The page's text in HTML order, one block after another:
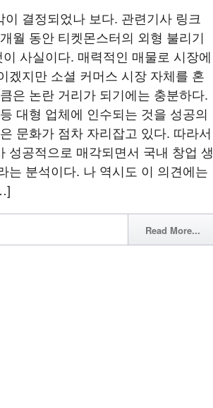
결정되었나 보다. 관련기사 링크
월 동안 티켓몬스터의 외형 불리기
사실이다. 매력적인 매물로 시장에
겠지만 소셜 커머스 시장 자체를 혼
은 논란 거리가 되기에는 충분하다.
대형 업체에 인수되는 것을 성공의
문화가 점차 자리잡고 있다. 따라서
성공적으로 매각되면서 국내 창업 생
는 분석이다. 나 역시도 이 의견에는
Read More...